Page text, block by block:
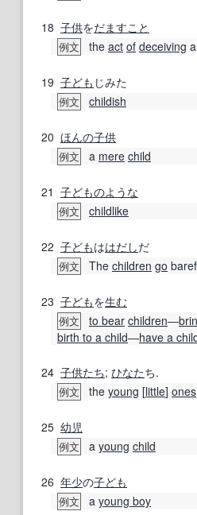
18 子供をだますこと
例文 the act of deceiving a
19 子ども じみた
例文 childish
20 ほんの子供
例文 a mere child
21 子どものような
例文 childlike
22 子どもははだしだ
例文 The children go
23 子どもを生む
例文 to bear children―
birth to a child―have a
24 子供たち; ひなたち.
例文 the young [little] ones
25 幼児
例文 a young child
26 年少の子ども
例文 a young boy